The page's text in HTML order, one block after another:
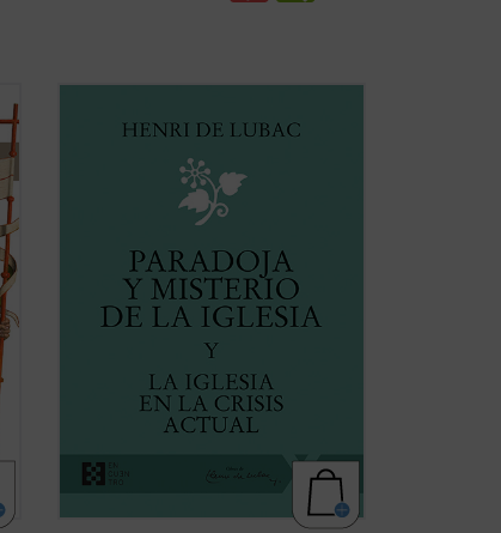
cristianos en la sociedad
contemporánea? Este es el tema
dominante de los textos de Henri de
Lubac reunidos en el presente volumen.
Frente a una crisis que sacude las raíces
espirituales de Europa, el ...
(ver ficha)